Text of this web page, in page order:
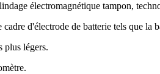
électromagnétique tampon,
d'électrode de batterie tels que
plus légers.